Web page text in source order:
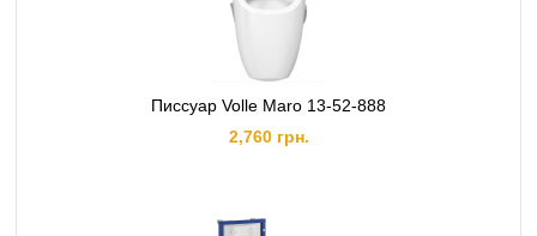
Писсуар Volle Maro 13-52-888
2,760 грн.